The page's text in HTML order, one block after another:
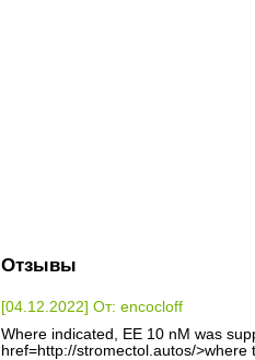
Отзывы
[04.12.2022] От: encocloff
Where indicated, EE 10 nM was
href=http://stromectol.autos/